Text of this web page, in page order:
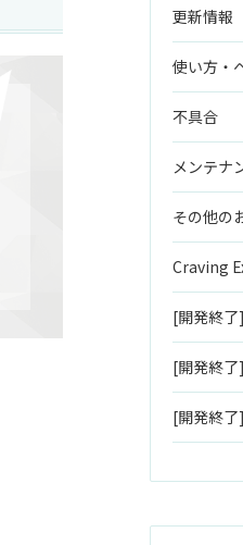
更新情報
使い方・
不具合
メンテナ
その他の
Craving
[開発終
[開発終
[開発終